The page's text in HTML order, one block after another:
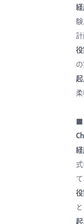
役
経
役
起